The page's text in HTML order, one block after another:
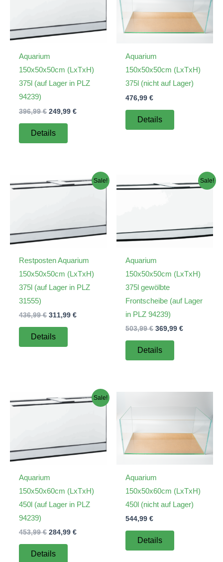
Aquarium
150x50x50cm (LxTxH)
375l (auf Lager in PLZ
94239)
396,99€ Ursprünglicher
396,99 €
249,99 €Aktueller
Details
Aquarium
150x50x50cm (LxTxH)
375l (nicht auf Lager)
476,99 €
Details
Sale!
Restposten Aquarium
150x50x50cm (LxTxH)
375l (auf Lager in PLZ
31555)
436,99€ Ursprünglicher
war:
436,99 €
311,99 €Aktueller
Details
Sale!
Aquarium
150x50x50cm (LxTxH)
375l gewölbte
Frontscheibe (auf Lager
in PLZ 94239)
503,99€ Ursprünglicher
war:
503,99 €
369,99 €Aktueller
Details
Sale!
Aquarium
150x50x60cm (LxTxH)
450l (auf Lager in PLZ
94239)
453,99€ Ursprünglicher
war:
453,99 €
284,99 €Aktueller
Details
Aquarium
150x50x60cm (LxTxH)
450l (nicht auf Lager)
544,99 €
Details